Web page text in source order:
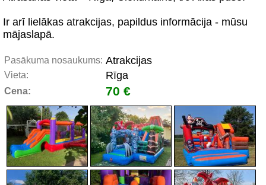
Ir arī lielākas atrakcijas, papildus informācija - mūsu
mājaslapā.
Pasākuma nosaukums: Atrakcijas
Vieta: Rīga
Cena: 70 €